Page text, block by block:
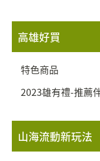
高雄好買
特色商品
2023雄有禮-推薦
山海流動新玩法